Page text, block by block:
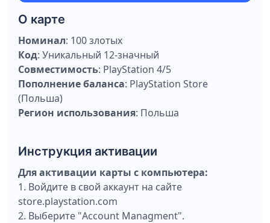
О карте
Номинал: 100 злотых
Код: Уникальный 12-значный
Совместимость: PlayStation 4/5
Пополнение баланса: PlayStation Store
(Польша)
Регион использования: Польша
Инструкция активации
Для активации карты с компьютера:
1. Bойдите в свой аккаунт на сайте
store.playstation.com
2. Выберите "Account Managment".